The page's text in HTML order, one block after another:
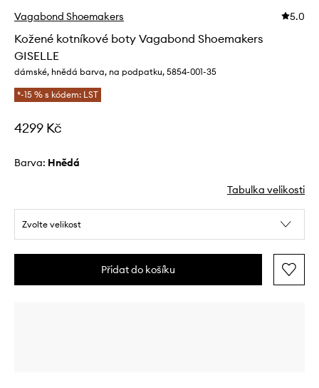
Vagabond Shoemakers 5.0
Kožené kotníkové boty Vagabond Shoemakers
GISELLE
dámské, hnědá barva, na podpatku, 5854-001-35
*-15 % s kódem: LST
4299 Kč
Barva: hnědá
Tabulka velikosti
Zvolte velikost
Přidat do košíku